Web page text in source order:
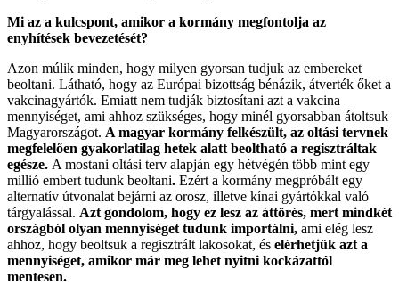
Mi az a kulcspont, amikor a kormány megfontolja az
enyhítések bevezetését?
Azon múlik minden, hogy milyen gyorsan tudjuk az embereket
beoltani. Látható, hogy az Európai bizottság bénázik, átverték őket a
vakcinagyártók. Emiatt nem tudják biztosítani azt a vakcina
mennyiséget, ami ahhoz szükséges, hogy minél gyorsabban átoltsuk
Magyarországot. A magyar kormány felkészült, az oltási tervnek
megfelelően gyakorlatilag hetek alatt beoltható a regisztráltak
egésze. A mostani oltási terv alapján egy hétvégén több mint egy
millió embert tudunk beoltani. Ezért a kormány megpróbált egy
alternatív útvonalat bejárni az orosz, illetve kínai gyártókkal való
tárgyalással. Azt gondolom, hogy ez lesz az áttörés, mert mindkét
országból olyan mennyiséget tudunk importálni, ami elég lesz
ahhoz, hogy beoltsuk a regisztrált lakosokat, és elérhetjük azt a
mennyiséget, amikor már meg lehet nyitni kockázattól
mentesen.